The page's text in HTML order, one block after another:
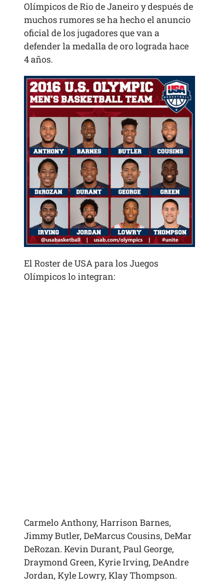
Olímpicos de Rio de Janeiro y después de
muchos rumores se ha hecho el anuncio
oficial de los jugadores que van a
defender la medalla de oro lograda hace
4 años.
El Roster de USA para los Juegos
Olímpicos lo integran:
Carmelo Anthony, Harrison Barnes,
Jimmy Butler, DeMarcus Cousins, DeMar
DeRozan. Kevin Durant, Paul George,
Draymond Green, Kyrie Irving, DeAndre
Jordan, Kyle Lowry, Klay Thompson.